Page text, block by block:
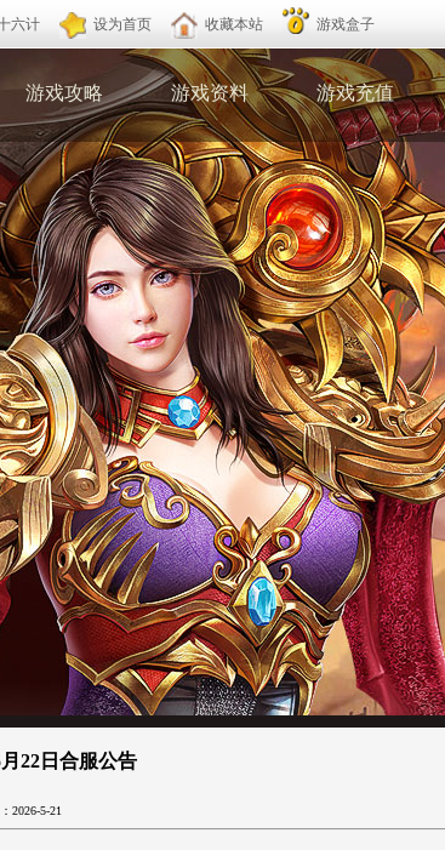
六计 设为首页 收藏本站 游戏盒子
游戏攻略 游戏资料 游戏充值
月22日合服公告
2026-5-21